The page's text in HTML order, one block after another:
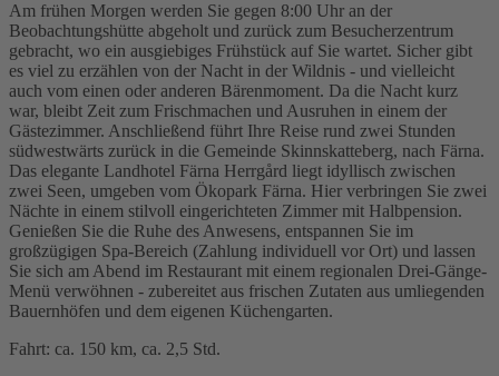
Am frühen Morgen werden Sie gegen 8:00 Uhr an der
Beobachtungshütte abgeholt und zurück zum Besucherzentrum
gebracht, wo ein ausgiebiges Frühstück auf Sie wartet. Sicher gibt
es viel zu erzählen von der Nacht in der Wildnis - und vielleicht
auch vom einen oder anderen Bärenmoment. Da die Nacht kurz
war, bleibt Zeit zum Frischmachen und Ausruhen in einem der
Gästezimmer. Anschließend führt Ihre Reise rund zwei Stunden
südwestwärts zurück in die Gemeinde Skinnskatteberg, nach Färna.
Das elegante Landhotel Färna Herrgård liegt idyllisch zwischen
zwei Seen, umgeben vom Ökopark Färna. Hier verbringen Sie zwei
Nächte in einem stilvoll eingerichteten Zimmer mit Halbpension.
Genießen Sie die Ruhe des Anwesens, entspannen Sie im
großzügigen Spa-Bereich (Zahlung individuell vor Ort) und lassen
Sie sich am Abend im Restaurant mit einem regionalen Drei-Gänge-
Menü verwöhnen - zubereitet aus frischen Zutaten aus umliegenden
Bauernhöfen und dem eigenen Küchengarten.
Fahrt: ca. 150 km, ca. 2,5 Std.